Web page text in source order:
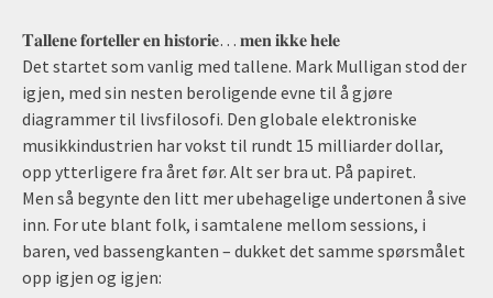
𝐓𝐚𝐥𝐥𝐞𝐧𝐞 𝐟𝐨𝐫𝐭𝐞𝐥𝐥𝐞𝐫 𝐞𝐧 𝐡𝐢𝐬𝐭𝐨𝐫𝐢𝐞… 𝐦𝐞𝐧 𝐢𝐤𝐤𝐞 𝐡𝐞𝐥𝐞
Det startet som vanlig med tallene. Mark Mulligan stod der
igjen, med sin nesten beroligende evne til å gjøre
diagrammer til livsfilosofi. Den globale elektroniske
musikkindustrien har vokst til rundt 15 milliarder dollar,
opp ytterligere fra året før. Alt ser bra ut. På papiret.
Men så begynte den litt mer ubehagelige undertonen å sive
inn. For ute blant folk, i samtalene mellom sessions, i
baren, ved bassengkanten – dukket det samme spørsmålet
opp igjen og igjen: